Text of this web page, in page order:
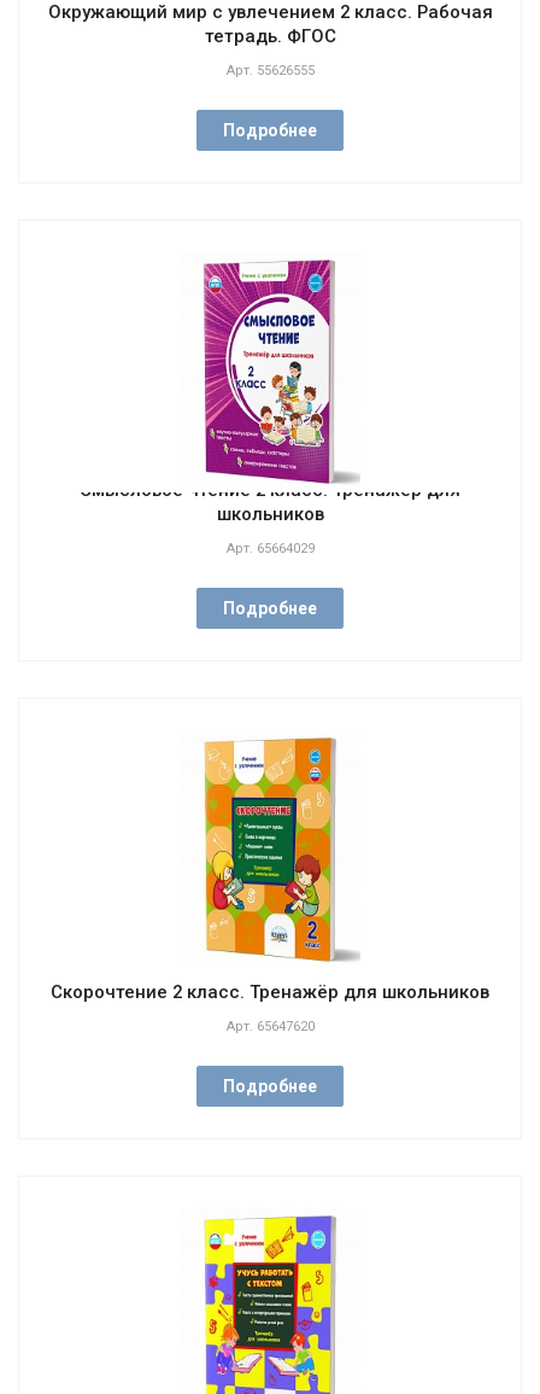
Окружающий мир с увлечением 2 класс. Рабочая
тетрадь. ФГОС
Арт. 55626555
Подробнее
Смысловое чтение 2 класс. Тренажёр для
школьников
Арт. 65664029
Подробнее
Скорочтение 2 класс. Тренажёр для школьников
Арт. 65647620
Подробнее